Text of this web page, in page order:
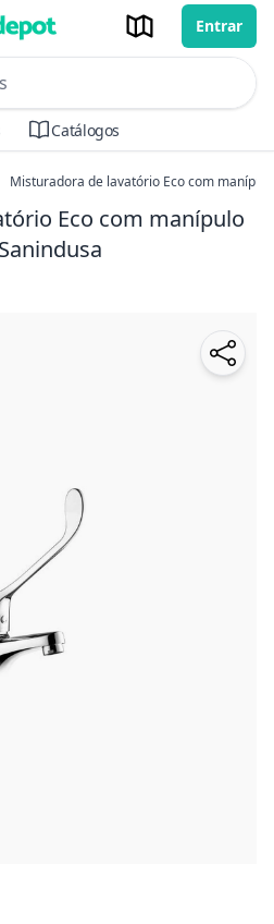
Entrar
header
Catálogos
Misturadora de lavatório Eco com
Eco com manípulo